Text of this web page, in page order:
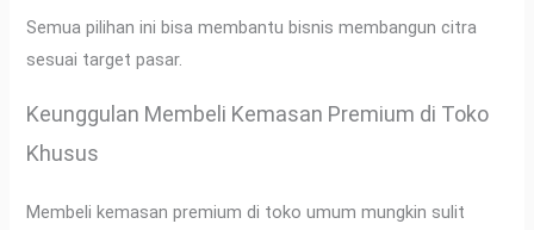
Semua pilihan ini bisa membantu bisnis membangun citra
sesuai target pasar.
Keunggulan Membeli Kemasan Premium di Toko
Khusus
Membeli kemasan premium di toko umum mungkin sulit